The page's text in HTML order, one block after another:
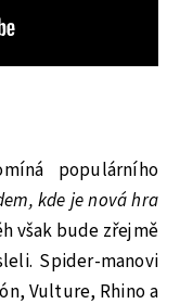
populárního
kde je nová hra
však bude zřejmě
Spider-manovi
Vulture, Rhino a